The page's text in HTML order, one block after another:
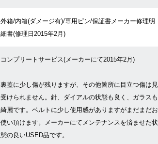
外箱/内箱(ダメージ有)/専用ピン/保証書メーカー修理明
細書(修理日2015年2月)
コンプリートサービス(メーカーにて2015年2月)
裏蓋に少し傷が残りますが、その他箇所に目立つ傷は見
受けられません。針、ダイアルの状態も良く、ガラスも
綺麗です。ベルトに少し使用感がありますがまだまだお
使い頂けます。メーカーにてメンテナンスを済ませた状
態の良いUSED品です。